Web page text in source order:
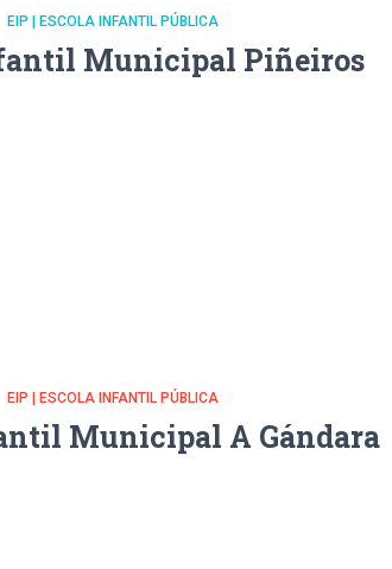
EIP | ESCOLA INFANTIL PÚBLICA
Municipal Piñeiros
EIP | ESCOLA INFANTIL PÚBLICA
Municipal A Gándara